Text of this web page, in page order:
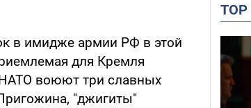
в имидже армии РФ в этой
для Кремля
НАТО воюют три славных
"джигиты"